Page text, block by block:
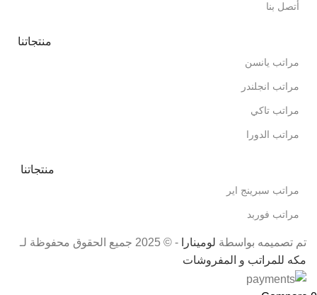
أتصل بنا
منتجاتنا
مراتب يانسن
مراتب انجلندر
مراتب تاكي
مراتب الدورا
منتجاتنا
مراتب سبرينج اير
مراتب فوربد
تم تصميمه بواسطة لومينارا
- © 2025 جميع الحقوق محفوظة لـ
مكه للمراتب و المفروشات